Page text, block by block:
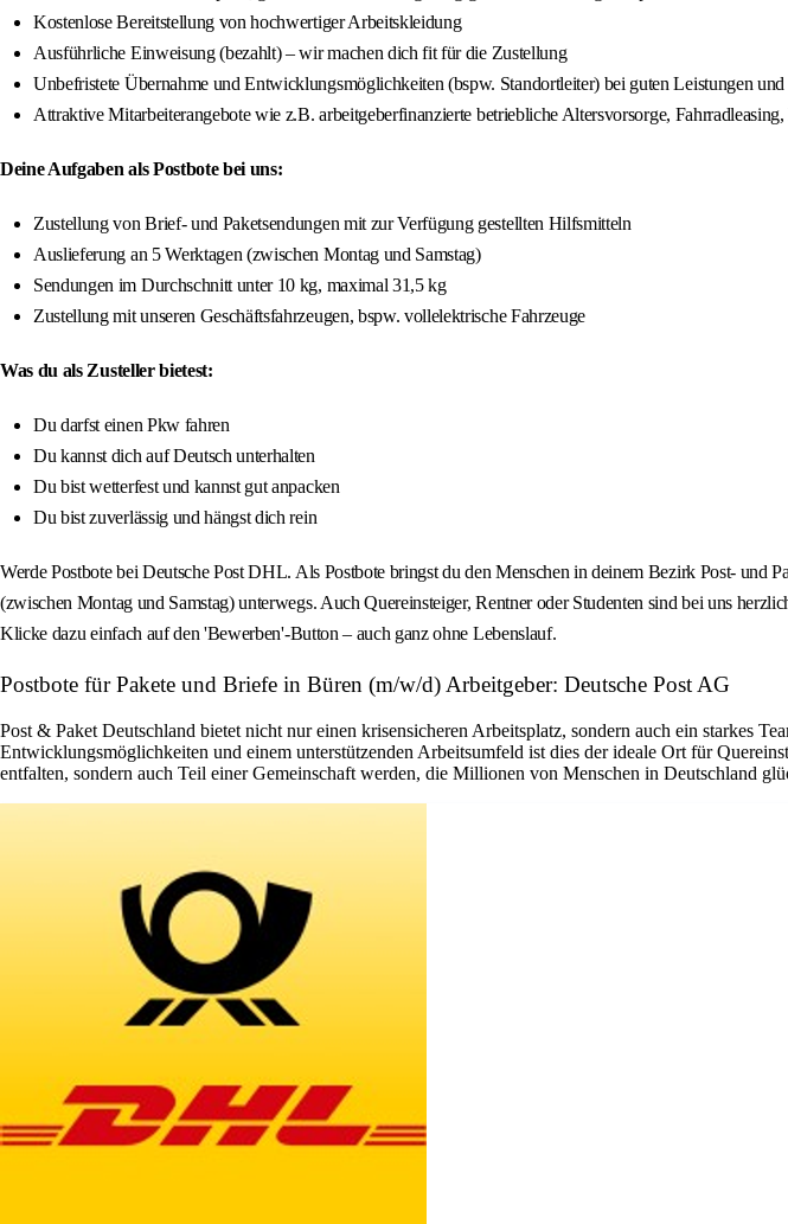
Kostenlose Bereitstellung von hochwertiger Arbeitskleidung
Ausführliche Einweisung (bezahlt) – wir machen dich fit für die Zustellung
Unbefristete Übernahme und Entwicklungsmöglichkeiten (bspw. Standortleiter) bei guten Leistungen
Attraktive Mitarbeiterangebote wie z.B. arbeitgeberfinanzierte betriebliche Altersvorsorge,
Deine Aufgaben als Postbote bei uns:
Zustellung von Brief- und Paketsendungen mit zur Verfügung gestellten Hilfsmitteln
Auslieferung an 5 Werktagen (zwischen Montag und Samstag)
Sendungen im Durchschnitt unter 10 kg, maximal 31,5 kg
Zustellung mit unseren Geschäftsfahrzeugen, bspw. vollelektrische Fahrzeuge
Was du als Zusteller bietest:
Du darfst einen Pkw fahren
Du kannst dich auf Deutsch unterhalten
Du bist wetterfest und kannst gut anpacken
Du bist zuverlässig und hängst dich rein
Werde Postbote bei Deutsche Post DHL. Als Postbote bringst du den Menschen in deinem Bezirk Post- und
(zwischen Montag und Samstag) unterwegs. Auch Quereinsteiger, Rentner oder Studenten sind bei uns
Klicke dazu einfach auf den 'Bewerben'-Button – auch ganz ohne Lebenslauf.
Postbote für Pakete und Briefe in Büren (m/w/d) Arbeitgeber: Deutsche Post AG
Post & Paket Deutschland bietet nicht nur einen krisensicheren Arbeitsplatz, sondern auch ein starkes
Entwicklungsmöglichkeiten und einem unterstützenden Arbeitsumfeld ist dies der ideale Ort für
entfalten, sondern auch Teil einer Gemeinschaft werden, die Millionen von Menschen in Deutschland